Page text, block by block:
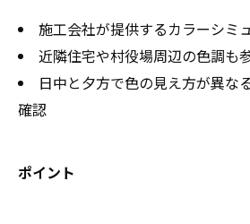
施工会社が提供するカラーシミ
近隣住宅や村役場周辺の色調も
日中と夕方で色の見え方が異な
確認
ポイント